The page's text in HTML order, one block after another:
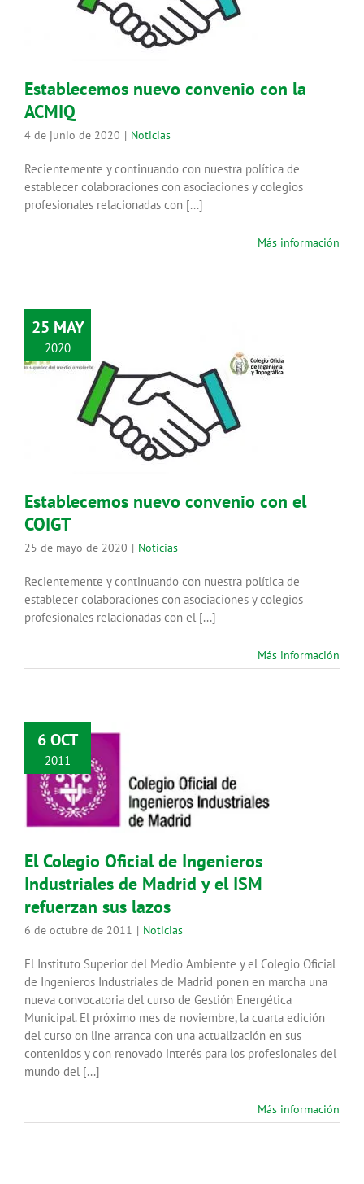
Noticias
Establecemos nuevo convenio con la
ACMIQ
4 de junio de 2020 | Noticias
Recientemente y continuando con nuestra política de
establecer colaboraciones con asociaciones y colegios
profesionales relacionadas con [...]
Más información
25 MAY
2020
Establecemos nuevo convenio con
el COIGT
Noticias
Establecemos nuevo convenio con el
COIGT
25 de mayo de 2020 | Noticias
Recientemente y continuando con nuestra política de
establecer colaboraciones con asociaciones y colegios
profesionales relacionadas con el [...]
Más información
6 OCT
2011El Colegio Oficial de Ingenieros
Industriales de Madrid y el ISM
refuerzan sus lazos
Noticias
El Colegio Oficial de Ingenieros
Industriales de Madrid y el ISM
refuerzan sus lazos
6 de octubre de 2011 | Noticias
El Instituto Superior del Medio Ambiente y el Colegio Oficial
de Ingenieros Industriales de Madrid ponen en marcha una
nueva convocatoria del curso de Gestión Energética
Municipal. El próximo mes de noviembre, la cuarta edición
del curso on line arranca con una actualización en sus
contenidos y con renovado interés para los profesionales del
mundo del [...]
Más información